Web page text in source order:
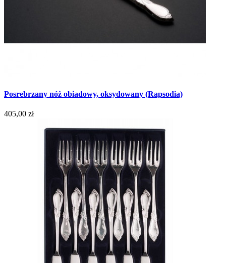
Posrebrzany nóż obiadowy, oksydowany (Rapsodia)
405,00 zł